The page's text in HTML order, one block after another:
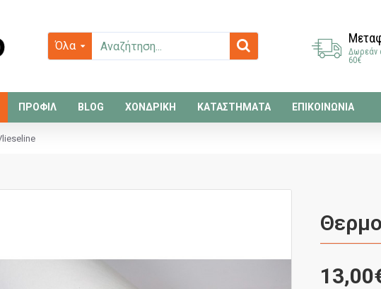
Όλα
Δωρεάν
60€
ΠΡΟΦΙΛ BLOG ΧΟΝΔΡΙΚΗ ΚΑΤΑΣΤΗΜΑΤΑ ΕΠΙΚΟΙΝΩΝΙΑ